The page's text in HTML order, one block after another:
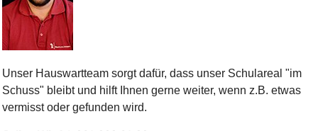
Unser Hauswartteam sorgt dafür, dass unser Schulareal "im
Schuss" bleibt und hilft Ihnen gerne weiter, wenn z.B. etwas
vermisst oder gefunden wird.